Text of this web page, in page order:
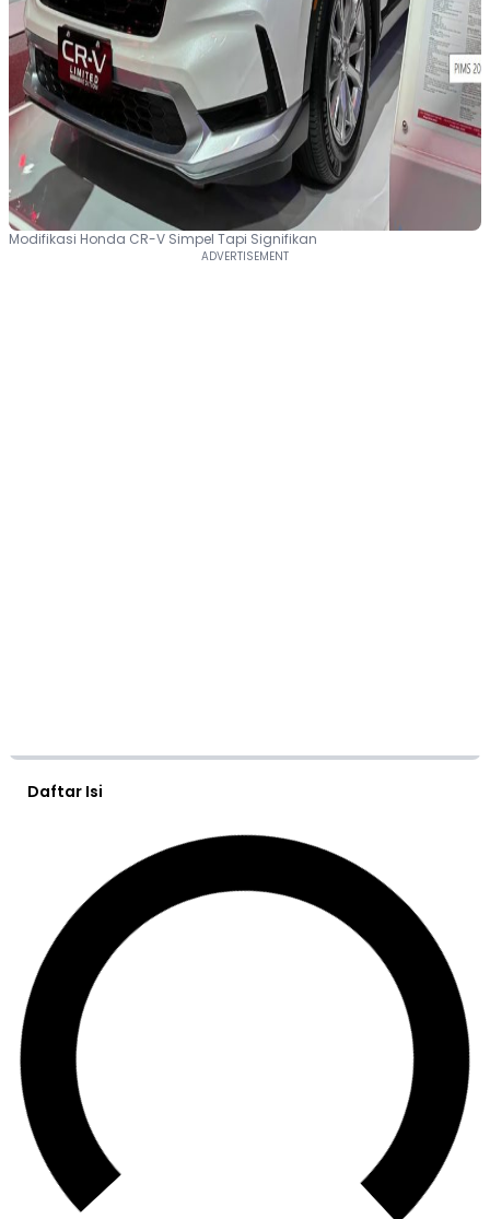
Modifikasi Honda CR-V Simpel Tapi Signifikan
Daftar Isi